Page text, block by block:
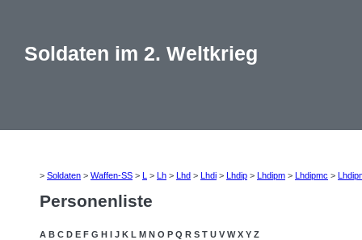
Soldaten im 2. Weltkrieg
> Soldaten > Waffen-SS > L > Lh > Lhd > Lhdi > Lhdip > Lhdipm > Lhdipmc >
Personenliste
A B C D E F G H I J K L M N O P Q R S T U V W X Y Z